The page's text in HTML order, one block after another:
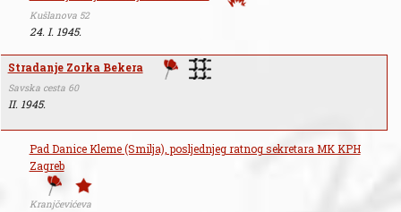
Kušlanova 52
24. I. 1945.
Stradanje Zorka Bekera
Savska cesta 60
II. 1945.
Pad Danice Kleme (Smilja), posljednjeg ratnog sekretara MK KPH
Zagreb
Kranjčevićeva